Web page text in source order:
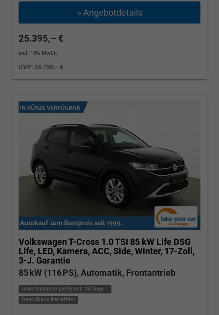
» Angebotdetails
25.395,– €
incl. 19% MwSt.
UVP: 34.750,– €
Volkswagen T-Cross 1.0 TSI 85 kW Life DSG
Life, LED, Kamera, ACC, Side, Winter, 17-Zoll,
3-J. Garantie
85 kW (116 PS), Automatik, Frontantrieb
unverbindliche Lieferzeit: 14 Tage
Deep Black Perleffekt